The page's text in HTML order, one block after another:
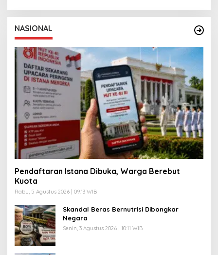
NASIONAL
Pendaftaran Istana Dibuka, Warga Berebut
Kuota
Rabu, 5 Agustus 2026 | 09:13 WIB
Skandal Beras Bernutrisi Dibongkar
Negara
Senin, 3 Agustus 2026 | 10:11 WIB